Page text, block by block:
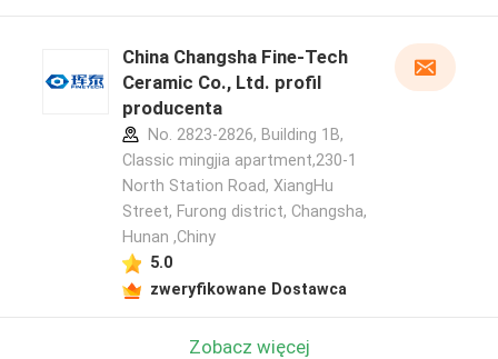
China Changsha Fine-Tech
Ceramic Co., Ltd. profil
producenta
No. 2823-2826, Building 1B,
Classic mingjia apartment,230-1
North Station Road, XiangHu
Street, Furong district, Changsha,
Hunan ,Chiny
5.0
zweryfikowane Dostawca
Zobacz więcej